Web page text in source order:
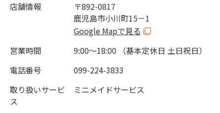
店舗情報
〒892-0817
鹿児島市小川町15－1
Google Mapで見る
営業時間
9:00～18:00 （基本定休日 土日祝日）
電話番号
099-224-3833
取り扱いサービ
ス
ミニメイドサービス